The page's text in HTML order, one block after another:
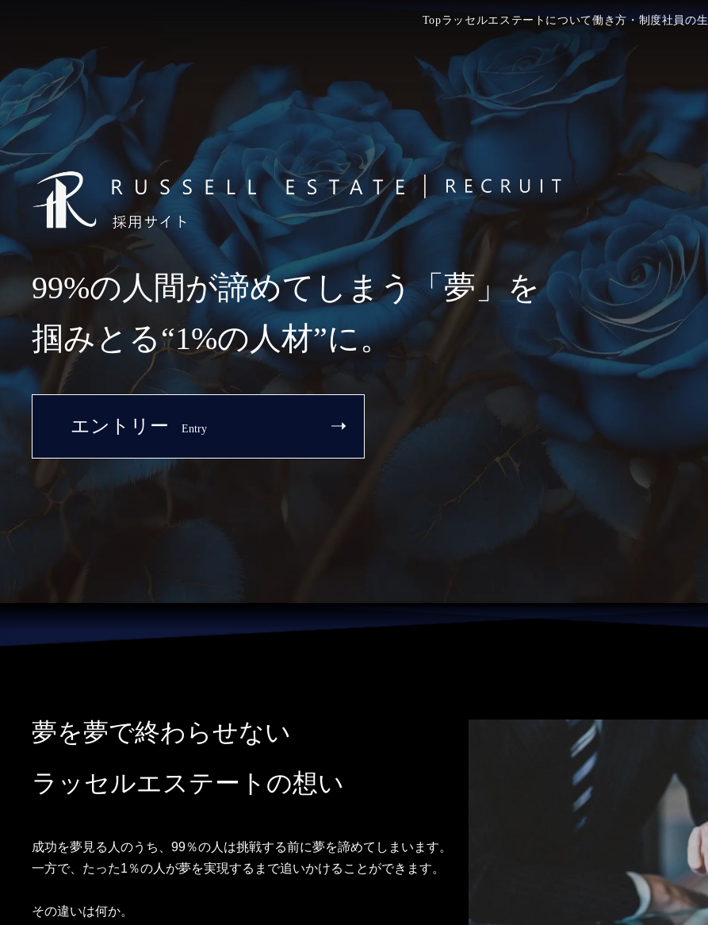
Topラッセルエステートについて働き方・制度社員の
99%の人間が諦めてしまう「夢」を
掴みとる“1%の人材”に。
エントリー Entry
夢を夢で終わらせない
ラッセルエステートの想い
成功を夢見る人のうち、99％の人は挑戦する前に夢を諦めてしまいます。
一方で、たった1％の人が夢を実現するまで追いかけることができます。
その違いは何か。